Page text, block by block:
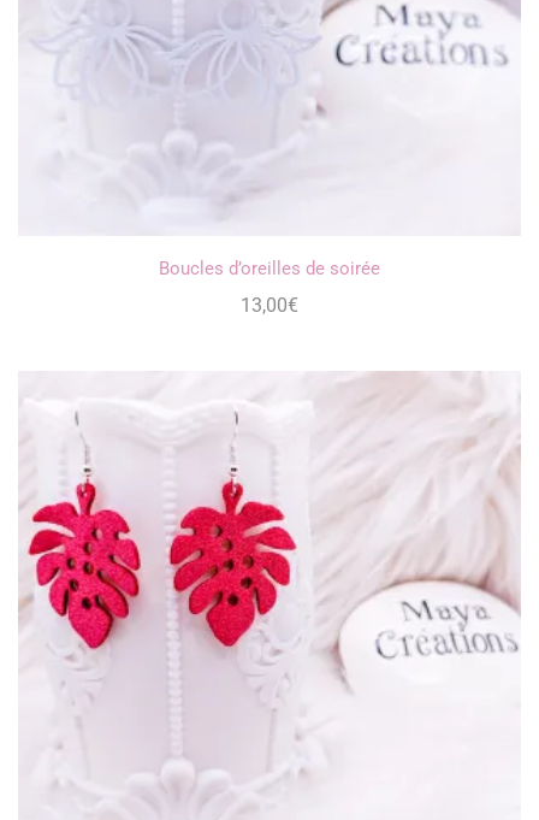
Boucles d’oreilles de soirée
13,00€